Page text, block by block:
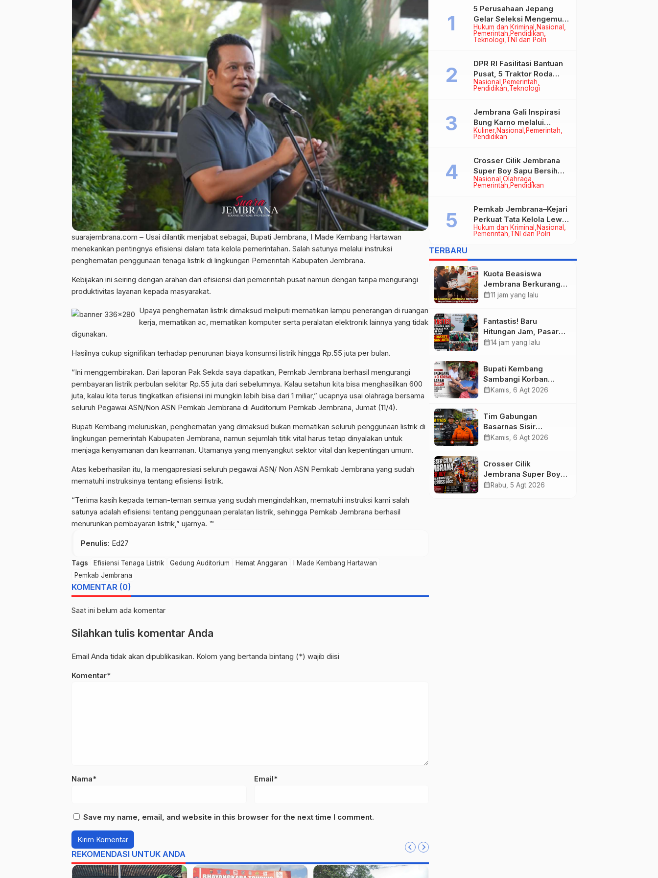
suarajembrana.com – Usai dilantik menjabat sebagai, Bupati Jembrana, I Made Kembang Hartawan
menekankan pentingnya efisiensi dalam tata kelola pemerintahan. Salah satunya melalui instruksi
penghematan penggunaan tenaga listrik di lingkungan Pemerintah Kabupaten Jembrana.
Kebijakan ini seiring dengan arahan dari efisiensi dari pemerintah pusat namun dengan tanpa mengurangi
produktivitas layanan kepada masyarakat.
Upaya penghematan listrik dimaksud meliputi mematikan lampu penerangan di ruangan
kerja, mematikan ac, mematikan komputer serta peralatan elektronik lainnya yang tidak
digunakan.
Hasilnya cukup signifikan terhadap penurunan biaya konsumsi listrik hingga Rp.55 juta per bulan.
“Ini menggembirakan. Dari laporan Pak Sekda saya dapatkan, Pemkab Jembrana berhasil mengurangi
pembayaran listrik perbulan sekitar Rp.55 juta dari sebelumnya. Kalau setahun kita bisa menghasilkan 600
juta, kalau kita terus tingkatkan efisiensi ini mungkin lebih bisa dari 1 miliar,” ucapnya usai olahraga bersama
seluruh Pegawai ASN/Non ASN Pemkab Jembrana di Auditorium Pemkab Jembrana, Jumat (11/4).
Bupati Kembang meluruskan, penghematan yang dimaksud bukan mematikan seluruh penggunaan listrik di
lingkungan pemerintah Kabupaten Jembrana, namun sejumlah titik vital harus tetap dinyalakan untuk
menjaga kenyamanan dan keamanan. Utamanya yang menyangkut sektor vital dan kepentingan umum.
Atas keberhasilan itu, Ia mengapresiasi seluruh pegawai ASN/ Non ASN Pemkab Jembrana yang sudah
mematuhi instruksinya tentang efisiensi listrik.
“Terima kasih kepada teman-teman semua yang sudah mengindahkan, mematuhi instruksi kami salah
satunya adalah efisiensi tentang penggunaan peralatan listrik, sehingga Pemkab Jembrana berhasil
menurunkan pembayaran listrik,” ujarnya. ™
Penulis: Ed27
Tags Efisiensi Tenaga Listrik Gedung Auditorium Hemat Anggaran
I Made Kembang Hartawan
Pemkab Jembrana
KOMENTAR (0)
Saat ini belum ada komentar
Silahkan tulis komentar Anda
Email Anda tidak akan dipublikasikan. Kolom yang bertanda bintang (*) wajib diisi
Komentar*
Nama* Email*
Save my name, email, and website in this browser for the next time I comment.
REKOMENDASI UNTUK ANDA
Hukum dan Kriminal
Nasional
Pemerintah Pendidikan
Teknologi TNI dan Polri
5 Perusahaan Jepang
Gelar Seleksi Mengemudi
di Jembrana, Buka
Peluang Kerja bagi Calon
Nasional
Pemerintah
Pendidikan Teknologi
DPR RI Fasilitasi Bantuan
Pusat, 5 Traktor Roda
Empat Resmi Perkuat
Mekanisasi Pertanian
Kuliner Nasional
Pemerintah
Pendidikan
Jembrana Gali Inspirasi
Bung Karno melalui
Lomba Cipta Menu
Nasional Olahraga
Pemerintah Pendidikan
Crosser Cilik Jembrana
Super Boy Sapu Bersih
Empat Gelar Motocross
Hukum dan Kriminal
Nasional
Pemerintah TNI dan Polri
Pemkab Jembrana–Kejari
Perkuat Tata Kelola Lewat
Kerja Sama Hukum Datun
TERBARU
Kuota Beasiswa
Jembrana Berkurang,
Bupati Kembang
II
calendar_month11 jam yang lalu
Fantastis! Baru
Hitungan Jam, Pasar
Rakyat PKK Provinsi
calendar_month14 jam yang lalu
Bupati Kembang
Sambangi Korban
Kebakaran di
Ringankan Beban
Warga
calendar_month Kamis, 6 Agt 2026
Tim Gabungan
Basarnas Sisir
Pencarian Nelayan
calendar_month Kamis, 6 Agt 2026
Crosser Cilik
Jembrana Super Boy
Sapu Bersih Empat
calendar_month Rabu, 5 Agt 2026